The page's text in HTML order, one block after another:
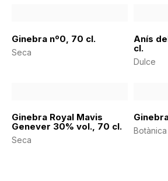
Ginebra nº0, 70 cl.
Seca
Anís
cl.
Dulce
Ginebra Royal Mavis
Genever 30% vol., 70 cl.
Seca
Botànica